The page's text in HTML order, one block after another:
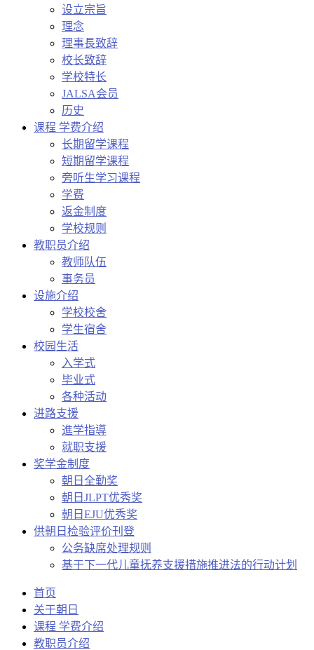
设立宗旨
理念
理事長致辞
校长致辞
学校特长
JALSA会员
历史
课程 学费介绍
长期留学课程
短期留学课程
旁听生学习课程
学费
返金制度
学校规则
教职员介绍
教师队伍
事务员
设施介绍
学校校舍
学生宿舍
校园生活
入学式
毕业式
各种活动
进路支援
進学指導
就职支援
奖学金制度
朝日全勤奖
朝日JLPT优秀奖
朝日EJU优秀奖
供朝日检验评价刊登
公务缺席处理规则
基于下一代儿童抚养支援措施推进法的行动计划
首页
关于朝日
课程 学费介绍
教职员介绍